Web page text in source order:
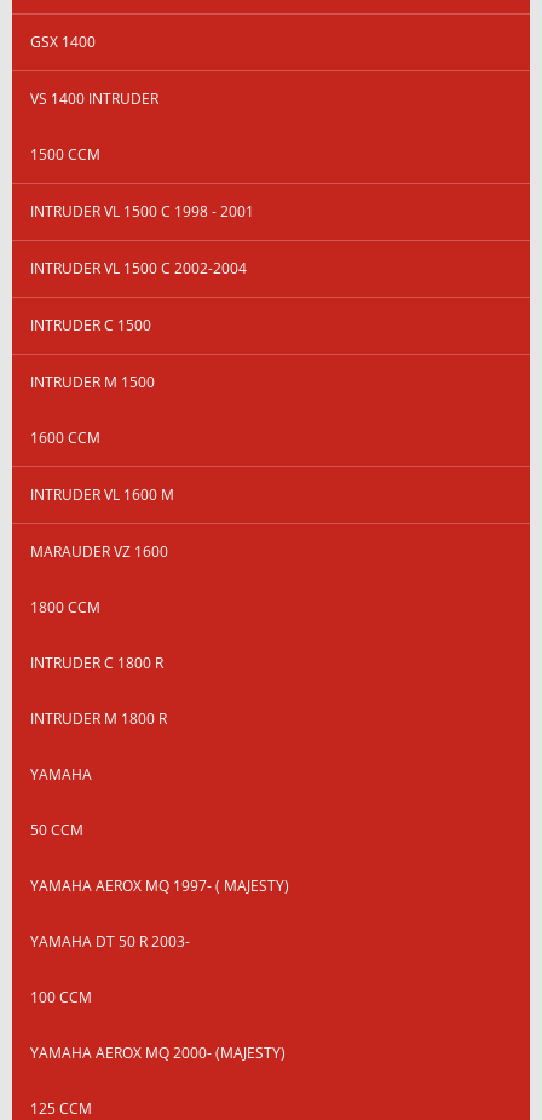
GSX 1400
VS 1400 INTRUDER
1500 CCM
INTRUDER VL 1500 C 1998 - 2001
INTRUDER VL 1500 C 2002-2004
INTRUDER C 1500
INTRUDER M 1500
1600 CCM
INTRUDER VL 1600 M
MARAUDER VZ 1600
1800 CCM
INTRUDER C 1800 R
INTRUDER M 1800 R
YAMAHA
50 CCM
YAMAHA AEROX MQ 1997- ( MAJESTY)
YAMAHA DT 50 R 2003-
100 CCM
YAMAHA AEROX MQ 2000- (MAJESTY)
125 CCM